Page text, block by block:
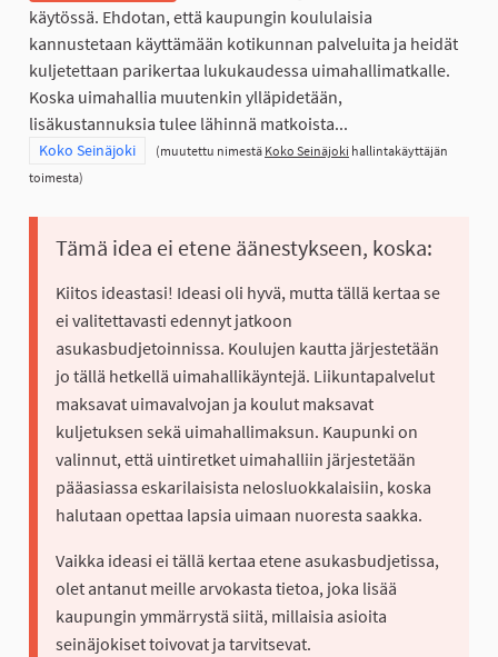
käytössä. Ehdotan, että kaupungin koululaisia
kannustetaan käyttämään kotikunnan palveluita ja heidät
kuljetettaan parikertaa lukukaudessa uimahallimatkalle.
Koska uimahallia muutenkin ylläpidetään,
lisäkustannuksia tulee lähinnä matkoista...
Rajaa tulokset teeman mukaan: Koko Seinäjoki
Koko Seinäjoki (muutettu nimestä Koko Seinäjoki hallintakäyttäjän
toimesta)
Tämä idea ei etene äänestykseen, koska:
Kiitos ideastasi! Ideasi oli hyvä, mutta tällä kertaa se
ei valitettavasti edennyt jatkoon
asukasbudjetoinnissa. Koulujen kautta järjestetään
jo tällä hetkellä uimahallikäyntejä. Liikuntapalvelut
maksavat uimavalvojan ja koulut maksavat
kuljetuksen sekä uimahallimaksun. Kaupunki on
valinnut, että uintiretket uimahalliin järjestetään
pääasiassa eskarilaisista nelosluokkalaisiin, koska
halutaan opettaa lapsia uimaan nuoresta saakka.
Vaikka ideasi ei tällä kertaa etene asukasbudjetissa,
olet antanut meille arvokasta tietoa, joka lisää
kaupungin ymmärrystä siitä, millaisia asioita
seinäjokiset toivovat ja tarvitsevat.